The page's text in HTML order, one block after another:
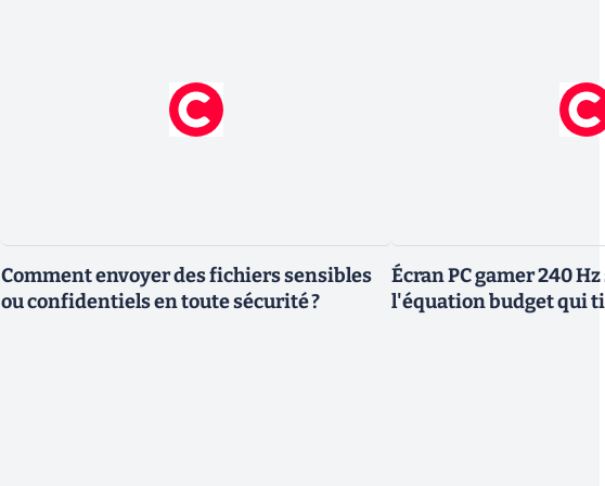
Comment envoyer des fichiers sensibles
ou confidentiels en toute sécurité ?
Écran PC gamer 240
l'équation budget qui